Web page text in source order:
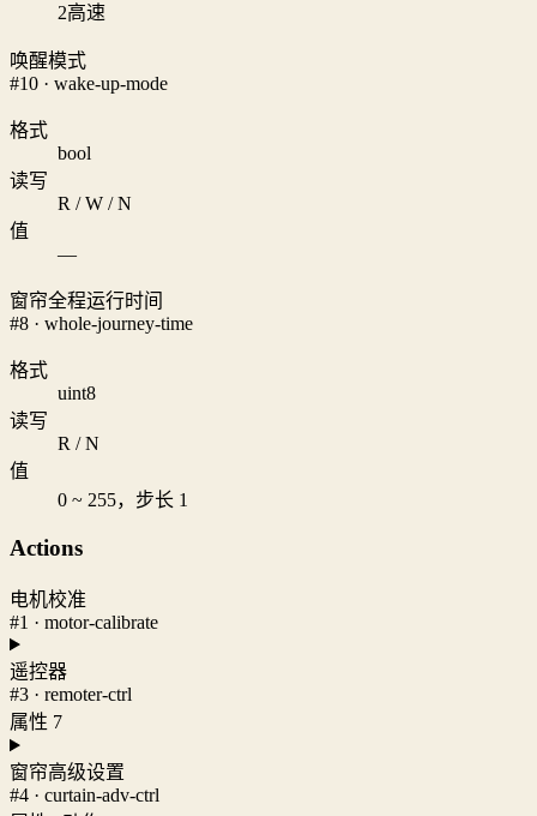
2高速
唤醒模式
#10 · wake-up-mode
格式
bool
读写
R / W / N
值
—
窗帘全程运行时间
#8 · whole-journey-time
格式
uint8
读写
R / N
值
0 ~ 255，步长 1
Actions
电机校准
#1 · motor-calibrate
遥控器
#3 · remoter-ctrl
属性 7
窗帘高级设置
#4 · curtain-adv-ctrl